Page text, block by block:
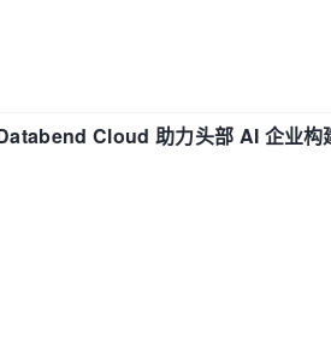
Cloud 助力头部 AI 企业构